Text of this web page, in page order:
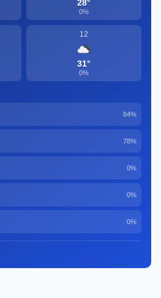
28°
0%
12
31°
0%
84%
78%
0%
0%
0%